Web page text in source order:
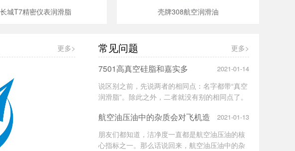
长城T7精密仪表润滑脂 壳牌308航空润滑油
更多> 常见问题 更多>
7501高真空硅脂和嘉实多
2021-01-14
说区别之前，先说两者的相同点：名字都带“真空
润滑脂”。除此之外，二者就没有别的相同点了。
航空油压油中的杂质会对飞机造
2021-01-13
朋友们都知道，洁净度一直都是航空油压油的核
心指标之一。那么话说回来，航空油压油中的杂